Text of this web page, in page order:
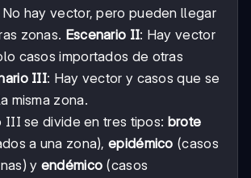
No hay vector, pero pueden llegar
zonas. Escenario II: Hay vector
casos importados de otras
III: Hay vector y casos que se
misma zona.
III se divide en tres tipos: brote
a una zona),epidémico (casos
y endémico (casos